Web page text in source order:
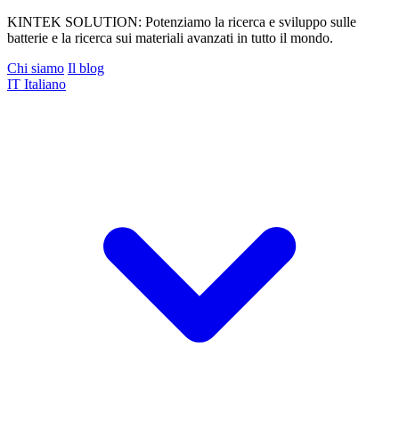
KINTEK SOLUTION: Potenziamo la ricerca e sviluppo sulle
batterie e la ricerca sui materiali avanzati in tutto il mondo.
Chi siamo Il blog
IT Italiano